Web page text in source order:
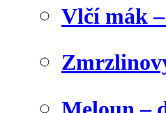
Vlčí mák